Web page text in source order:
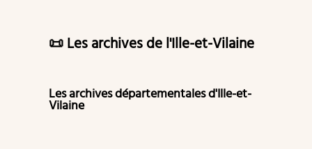
📜 Les archives de l'Ille-et-Vilaine
Les archives départementales d'Ille-et-
Vilaine